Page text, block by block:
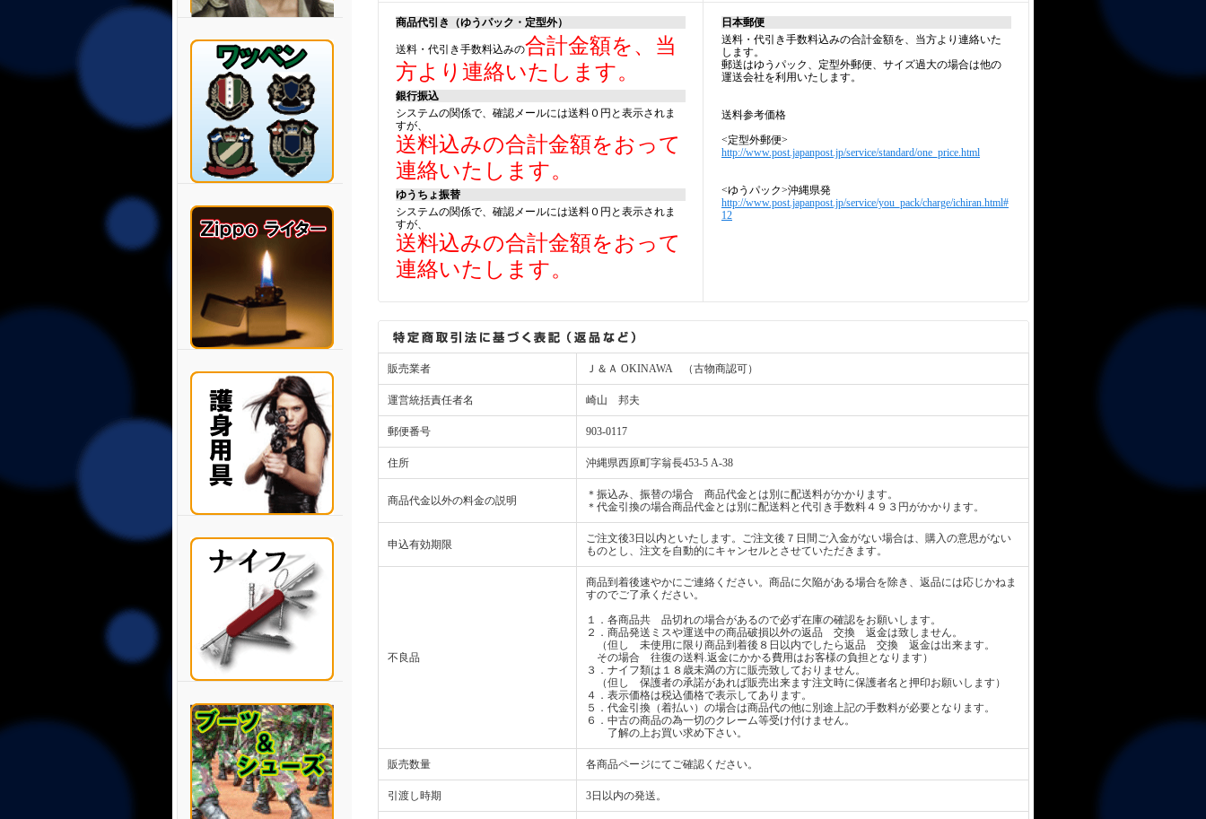
商品代引き（ゆうパック・定型外）
送料・代引き手数料込みの合計金額を、当
方より連絡いたします。
銀行振込
システムの関係で、確認メールには送料０円と表示されま
すが、
送料込みの合計金額をおって
連絡いたします。
ゆうちょ振替
システムの関係で、確認メールには送料０円と表示されま
すが、
送料込みの合計金額をおって
連絡いたします。
日本郵便
送料・代引き手数料込みの合計金額を、当方より連絡いた
します。
郵送はゆうパック、定型外郵便、サイズ過大の場合は他の
運送会社を利用いたします。
送料参考価格
<定型外郵便>
http://www.post.japanpost.jp/service/standard/one_price.html
<ゆうパック>沖縄県発
http://www.post.japanpost.jp/service/you_pack/charge/ichiran.html#
12
販売業者 Ｊ＆Ａ OKINAWA （古物商認可）
運営統括責任者名 崎山 邦夫
郵便番号 903-0117
住所 沖縄県西原町字翁長453-5 A-38
商品代金以外の料金の説明
＊振込み、振替の場合 商品代金とは別に配送料がかかります。
＊代金引換の場合商品代金とは別に配送料と代引き手数料４９３円がかかります。
申込有効期限
ご注文後3日以内といたします。ご注文後７日間ご入金がない場合は、購入の意思がない
ものとし、注文を自動的にキャンセルとさせていただきます。
不良品
商品到着後速やかにご連絡ください。商品に欠陥がある場合を除き、返品には応じかねま
すのでご了承ください。
１．各商品共 品切れの場合があるので必ず在庫の確認をお願いします。
２．商品発送ミスや運送中の商品破損以外の返品 交換 返金は致しません。
（但し 未使用に限り商品到着後８日以内でしたら返品 交換 返金は出来ます。
その場合 往復の送料.返金にかかる費用はお客様の負担となります）
３．ナイフ類は１８歳未満の方に販売致しておりません。
（但し 保護者の承諾があれば販売出来ます注文時に保護者名と押印お願いします）
４．表示価格は税込価格で表示してあります。
５．代金引換（着払い）の場合は商品代の他に別途上記の手数料が必要となります。
６．中古の商品の為一切のクレーム等受け付けません。
了解の上お買い求め下さい。
販売数量 各商品ページにてご確認ください。
引渡し時期 3日以内の発送。